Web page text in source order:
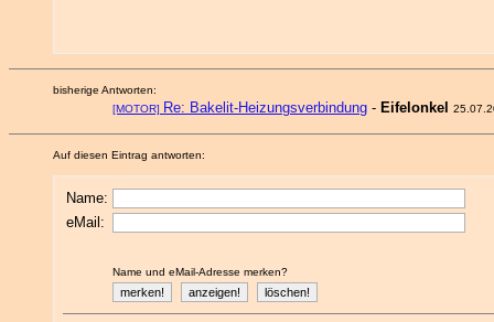
bisherige Antworten:
[MOTOR] Re: Bakelit-Heizungsverbindung - Eifelonkel
Auf diesen Eintrag antworten:
Name:
eMail:
Name und eMail-Adresse merken?